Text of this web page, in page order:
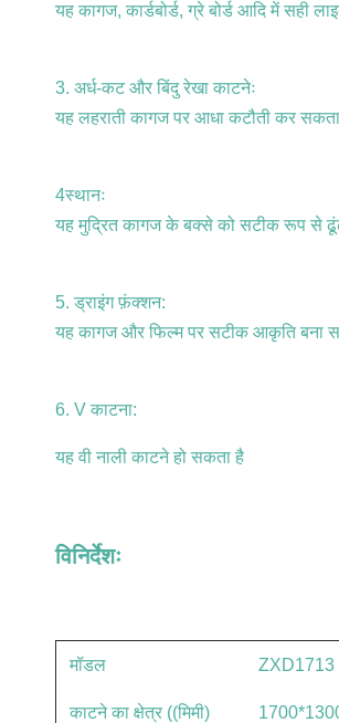
यह कागज, कार्डबोर्ड, ग्रे बोर्ड आदि में सही
3. अर्ध-कट और बिंदु रेखा काटनेः
यह लहराती कागज पर आधा कटौती कर
4स्थानः
यह मुद्रित कागज के बक्से को सटीक रूप से
5. ड्राइंग फ़ंक्शन:
यह कागज और फिल्म पर सटीक आकृति बना
6. V काटना:
यह वी नाली काटने हो सकता है
विनिर्देशः
मॉडल ZXD1713
काटने का क्षेत्र ((मिमी)